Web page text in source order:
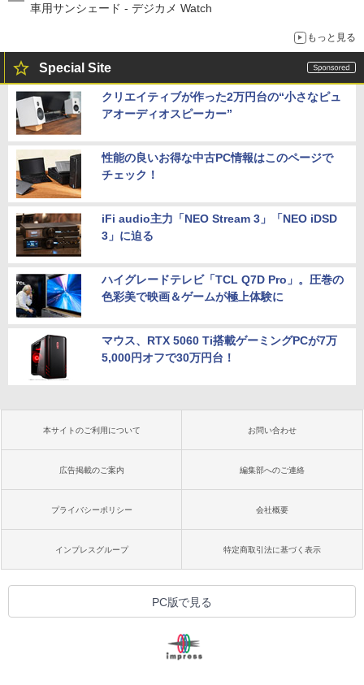
車用サンシェード - デジカメ Watch
もっと見る
Special Site
クリエイティブが作った2万円台の“小さなピュ
アオーディオスピーカー”
性能の良いお得な中古PC情報はこのページで
チェック！
iFi audio主力「NEO Stream 3」「NEO iDSD
3」に迫る
ハイグレードテレビ「TCL Q7D Pro」。圧巻の
色彩美で映画＆ゲームが極上体験に
マウス、RTX 5060 Ti搭載ゲーミングPCが7万
5,000円オフで30万円台！
本サイトのご利用について お問い合わせ
広告掲載のご案内 編集部へのご連絡
プライバシーポリシー 会社概要
インプレスグループ 特定商取引法に基づく表示
PC版で見る